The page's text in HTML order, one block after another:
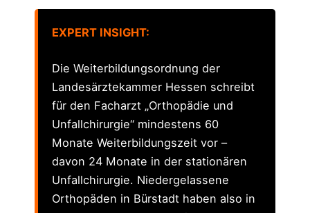
EXPERT INSIGHT:
Die Weiterbildungsordnung der
Landesärztekammer Hessen schreibt
für den Facharzt „Orthopädie und
Unfallchirurgie“ mindestens 60
Monate Weiterbildungszeit vor –
davon 24 Monate in der stationären
Unfallchirurgie. Niedergelassene
Orthopäden in Bürstadt haben also in